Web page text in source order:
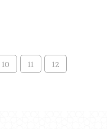
10 11 12